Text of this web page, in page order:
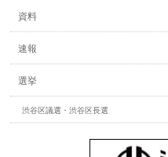
資料
速報
選挙
渋谷区議選・渋谷区長選